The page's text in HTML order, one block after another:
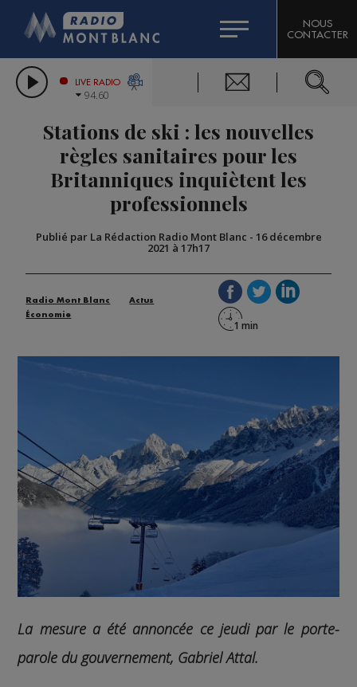
LES CHRONIQUES DE L'EXPERT
CITIZEN MACHINERY
GRAND MASSIF DOMAINES SKIABLES
BIGARD
COMPAGNIE DU MONT-BLANC
NOUS
CONTACTER
LIVE RADIO
94.60
Stations de ski : les nouvelles
règles sanitaires pour les
Britanniques inquiètent les
professionnels
Publié par La Rédaction Radio Mont Blanc - 16 décembre
2021 à 17h17
Radio Mont Blanc
Actus
Économie
La mesure a été annoncée ce jeudi par le porte-
parole du gouvernement, Gabriel Attal.